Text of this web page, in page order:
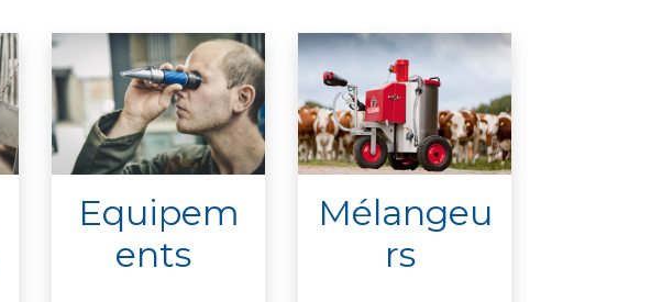
Equipem
ents
Mélangeu
rs